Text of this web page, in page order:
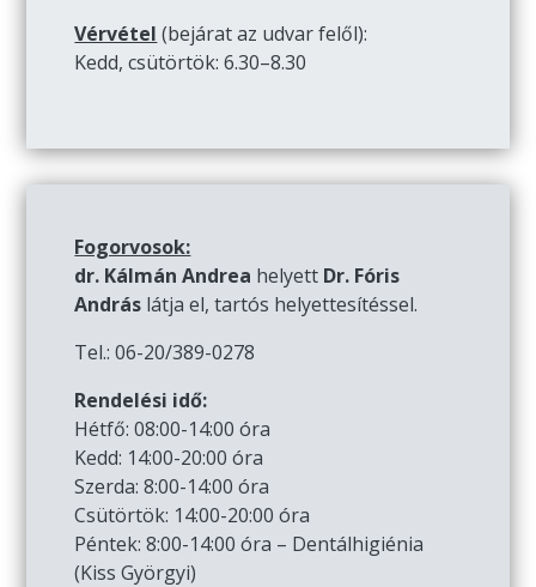
Vérvétel (bejárat az udvar felől):
Kedd, csütörtök: 6.30–8.30
Fogorvosok:
dr. Kálmán Andrea helyett Dr. Fóris
András látja el, tartós helyettesítéssel.
Tel.: 06-20/389-0278
Rendelési idő:
Hétfő: 08:00-14:00 óra
Kedd: 14:00-20:00 óra
Szerda: 8:00-14:00 óra
Csütörtök: 14:00-20:00 óra
Péntek: 8:00-14:00 óra – Dentálhigiénia
(Kiss Györgyi)